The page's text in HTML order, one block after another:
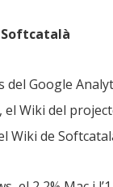
del Google
el Wiki del
Wiki de